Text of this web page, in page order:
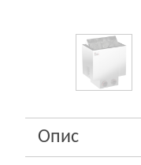
Опис